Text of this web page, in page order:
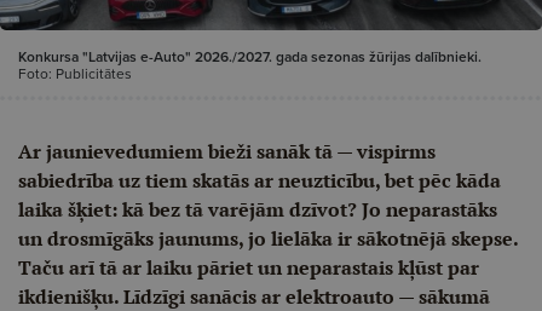
Konkursa "Latvijas e-Auto" 2026./2027. gada sezonas žūrijas dalībnieki.
Foto: Publicitātes
Ar jaunievedumiem bieži sanāk tā — vispirms
sabiedrība uz tiem skatās ar neuzticību, bet pēc kāda
laika šķiet: kā bez tā varējām dzīvot? Jo neparastāks
un drosmīgāks jaunums, jo lielāka ir sākotnējā skepse.
Taču arī tā ar laiku pāriet un neparastais kļūst par
ikdienišķu. Līdzīgi sanācis ar elektroauto — sākumā